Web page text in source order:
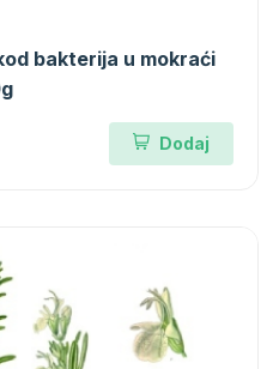
bakterija u mokraći
Dodaj